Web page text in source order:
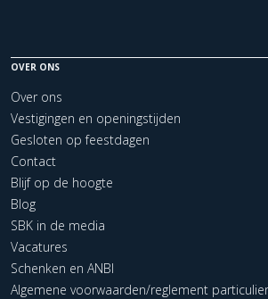
OVER ONS
Over ons
Vestigingen en openingstijden
Gesloten op feestdagen
Contact
Blijf op de hoogte
Blog
SBK in de media
Vacatures
Schenken en ANBI
Algemene voorwaarden/reglement